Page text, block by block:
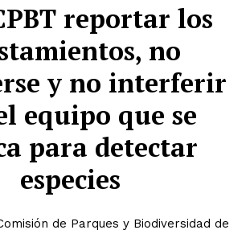
reportar los
no
y no interferir
equipo que se
para detectar
especies
de Parques y Biodiversidad de